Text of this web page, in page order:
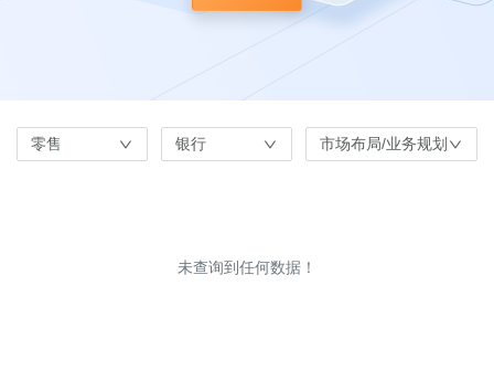
零售 银行 市场布局/业务规划
未查询到任何数据！